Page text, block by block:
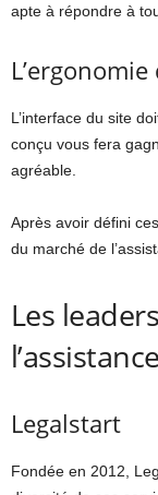
apte à répondre à
L’interface du site
conçu vous fera
agréable.
Après avoir défini
du marché de
Les
Legalstart
Fondée en 2012,